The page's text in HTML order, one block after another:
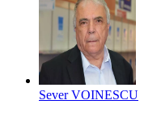
Sever VOINESCU